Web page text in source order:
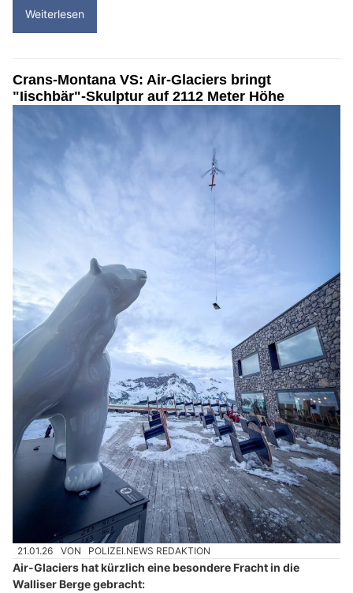
Weiterlesen
Crans-Montana VS: Air-Glaciers bringt
"Iischbär"-Skulptur auf 2112 Meter Höhe
21.01.26 VON POLIZEI.NEWS REDAKTION
Air-Glaciers hat kürzlich eine besondere Fracht in die
Walliser Berge gebracht: